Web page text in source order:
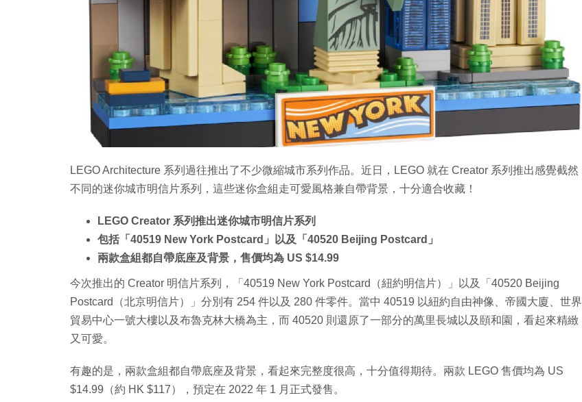
LEGO Architecture 系列過往推出了不少微縮城市系列作品。近日，LEGO 就在 Creator 系列推出感覺截然
不同的迷你城市明信片系列，這些迷你盒組走可愛風格兼自帶背景，十分適合收藏！
LEGO Creator 系列推出迷你城市明信片系列
包括「40519 New York Postcard」以及「40520 Beijing Postcard」
兩款盒組都自帶底座及背景，售價均為 US $14.99
今次推出的 Creator 明信片系列，「40519 New York Postcard（紐約明信片）」以及「40520 Beijing
Postcard（北京明信片）」分別有 254 件以及 280 件零件。當中 40519 以紐約自由神像、帝國大廈、世界
貿易中心一號大樓以及布魯克林大橋為主，而 40520 則還原了一部分的萬里長城以及頤和園，看起來精緻
又可愛。
有趣的是，兩款盒組都自帶底座及背景，看起來完整度很高，十分值得期待。兩款 LEGO 售價均為 US
$14.99（約 HK $117），預定在 2022 年 1 月正式發售。